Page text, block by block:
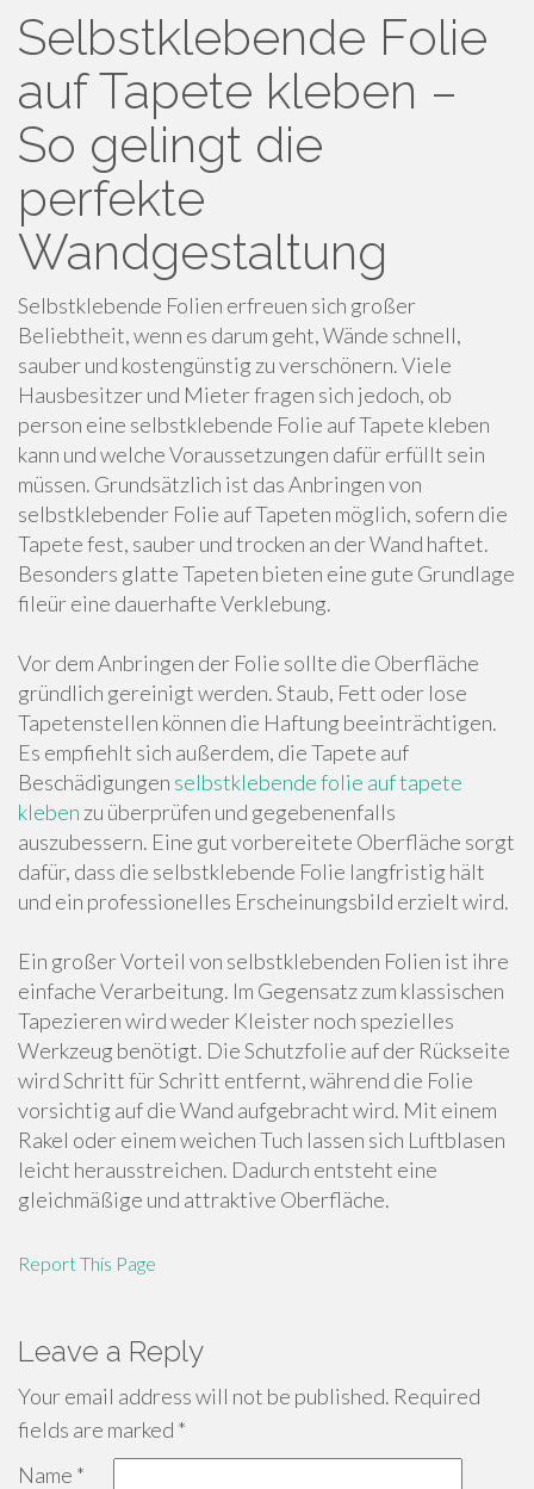
Selbstklebende Folie
auf Tapete kleben –
So gelingt die
perfekte
Wandgestaltung
Selbstklebende Folien erfreuen sich großer
Beliebtheit, wenn es darum geht, Wände schnell,
sauber und kostengünstig zu verschönern. Viele
Hausbesitzer und Mieter fragen sich jedoch, ob
person eine selbstklebende Folie auf Tapete kleben
kann und welche Voraussetzungen dafür erfüllt sein
müssen. Grundsätzlich ist das Anbringen von
selbstklebender Folie auf Tapeten möglich, sofern die
Tapete fest, sauber und trocken an der Wand haftet.
Besonders glatte Tapeten bieten eine gute Grundlage
fileür eine dauerhafte Verklebung.
Vor dem Anbringen der Folie sollte die Oberfläche
gründlich gereinigt werden. Staub, Fett oder lose
Tapetenstellen können die Haftung beeinträchtigen.
Es empfiehlt sich außerdem, die Tapete auf
Beschädigungen selbstklebende folie auf tapete
kleben zu überprüfen und gegebenenfalls
auszubessern. Eine gut vorbereitete Oberfläche sorgt
dafür, dass die selbstklebende Folie langfristig hält
und ein professionelles Erscheinungsbild erzielt wird.
Ein großer Vorteil von selbstklebenden Folien ist ihre
einfache Verarbeitung. Im Gegensatz zum klassischen
Tapezieren wird weder Kleister noch spezielles
Werkzeug benötigt. Die Schutzfolie auf der Rückseite
wird Schritt für Schritt entfernt, während die Folie
vorsichtig auf die Wand aufgebracht wird. Mit einem
Rakel oder einem weichen Tuch lassen sich Luftblasen
leicht herausstreichen. Dadurch entsteht eine
gleichmäßige und attraktive Oberfläche.
Report This Page
Leave a Reply
Your email address will not be published. Required
fields are marked *
Name *